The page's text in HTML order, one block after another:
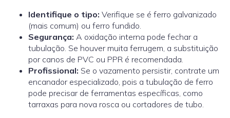
Identifique o tipo: Verifique se é ferro galvanizado
(mais comum) ou ferro fundido.
Segurança: A oxidação interna pode fechar a
tubulação. Se houver muita ferrugem, a substituição
por canos de PVC ou PPR é recomendada.
Profissional: Se o vazamento persistir, contrate um
encanador especializado, pois a tubulação de ferro
pode precisar de ferramentas específicas, como
tarraxas para nova rosca ou cortadores de tubo.